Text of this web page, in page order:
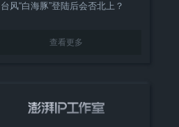
台风“白海豚”登陆后会否北上？
查看更多